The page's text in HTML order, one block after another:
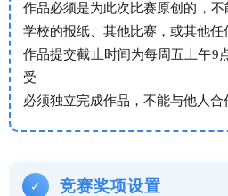
作品必须是为此次比赛原创的，
学校的报纸、其他比赛，或其他任
作品提交截止时间为每周五上午9
受
必须独立完成作品，不能与他人合
✓ 竞赛奖项设置